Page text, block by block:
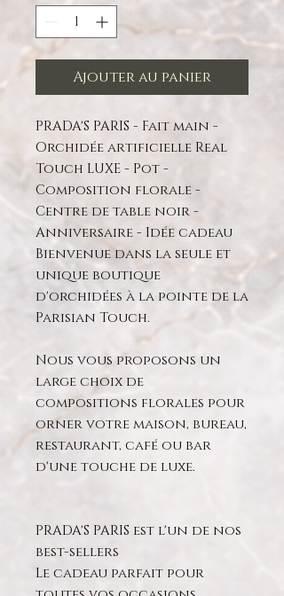
Ajouter au panier
PRADA'S PARIS - Fait main -
Orchidée artificielle Real
Touch LUXE - Pot -
Composition florale -
Centre de table noir -
Anniversaire - Idée cadeau
Bienvenue dans la seule et
unique boutique
d'orchidées à la pointe de la
Parisian Touch.
Nous vous proposons un
large choix de
compositions florales pour
orner votre maison, bureau,
restaurant, café ou bar
d'une touche de luxe.
PRADA'S PARIS est l'un de nos
best-sellers
Le cadeau parfait pour